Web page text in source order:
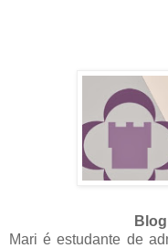
Mari é estudante de